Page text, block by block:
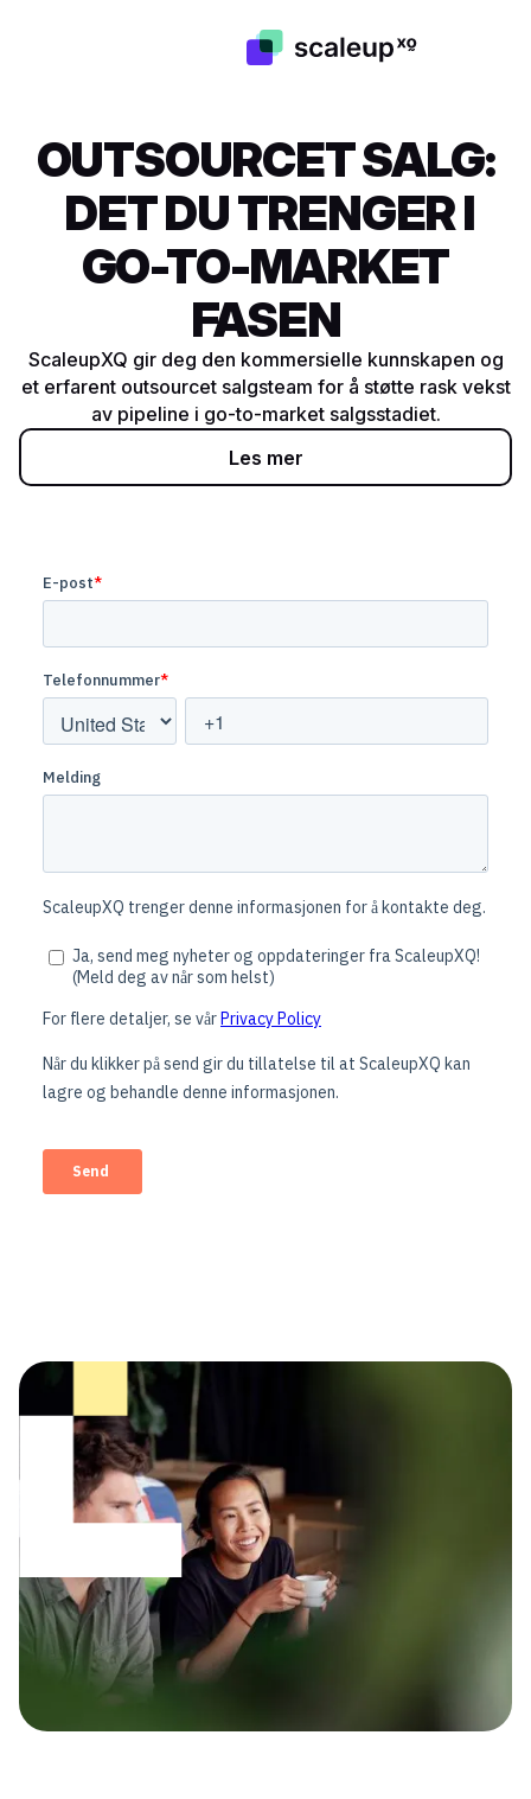
OUTSOURCET SALG:
DET DU TRENGER I
GO-TO-MARKET
FASEN
ScaleupXQ gir deg den kommersielle kunnskapen og
et erfarent outsourcet salgsteam for å støtte rask vekst
av pipeline i go-to-market salgsstadiet.
Les mer